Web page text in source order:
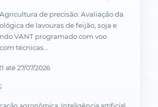
de precisão: Avaliação da
de lavouras de feijão, soja e
VANT programado com voo
técnicas...
até 27/07/2026